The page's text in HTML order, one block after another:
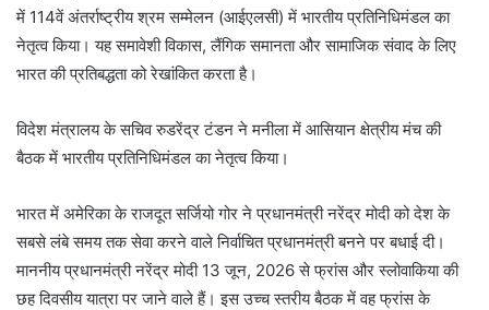
में 114वें अंतर्राष्ट्रीय श्रम सम्मेलन (आईएलसी) में भारतीय प्रतिनिधिमंडल का
नेतृत्व किया। यह समावेशी विकास, लैंगिक समानता और सामाजिक संवाद के लिए
भारत की प्रतिबद्धता को रेखांकित करता है।
विदेश मंत्रालय के सचिव रुडरेंद्र टंडन ने मनीला में आसियान क्षेत्रीय मंच की
बैठक में भारतीय प्रतिनिधिमंडल का नेतृत्व किया।
भारत में अमेरिका के राजदूत सर्जियो गोर ने प्रधानमंत्री नरेंद्र मोदी को देश के
सबसे लंबे समय तक सेवा करने वाले निर्वाचित प्रधानमंत्री बनने पर बधाई दी।
माननीय प्रधानमंत्री नरेंद्र मोदी 13 जून, 2026 से फ्रांस और स्लोवाकिया की
छह दिवसीय यात्रा पर जाने वाले हैं। इस उच्च स्तरीय बैठक में वह फ्रांस के